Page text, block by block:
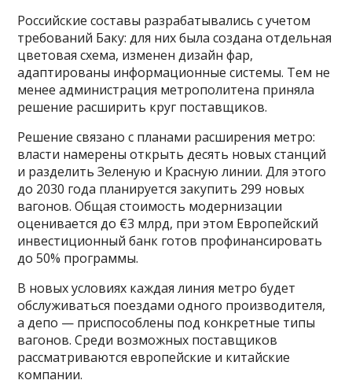
Российские составы разрабатывались с учетом
требований Баку: для них была создана отдельная
цветовая схема, изменен дизайн фар,
адаптированы информационные системы. Тем не
менее администрация метрополитена приняла
решение расширить круг поставщиков.
Решение связано с планами расширения метро:
власти намерены открыть десять новых станций
и разделить Зеленую и Красную линии. Для этого
до 2030 года планируется закупить 299 новых
вагонов. Общая стоимость модернизации
оценивается до €3 млрд, при этом Европейский
инвестиционный банк готов профинансировать
до 50% программы.
В новых условиях каждая линия метро будет
обслуживаться поездами одного производителя,
а депо — приспособлены под конкретные типы
вагонов. Среди возможных поставщиков
рассматриваются европейские и китайские
компании.